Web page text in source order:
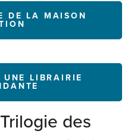
DE LA MAISON
UNE LIBRAIRIE
des